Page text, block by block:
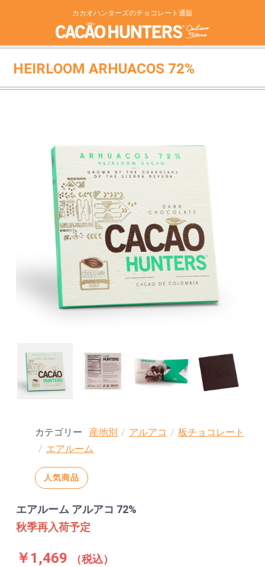
カカオハンターズのチョコレート通販
HEIRLOOM ARHUACOS 72%
カテゴリー 産地別 / アルアコ / 板チョコレート
/ エアルーム
人気商品
エアルーム アルアコ 72%
秋季再入荷予定
￥1,469 （税込）